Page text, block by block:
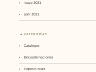
mayo 2021
abril 2021
CATEGORÍAS
Catalógos
Encuadernaciones
Exposiciones